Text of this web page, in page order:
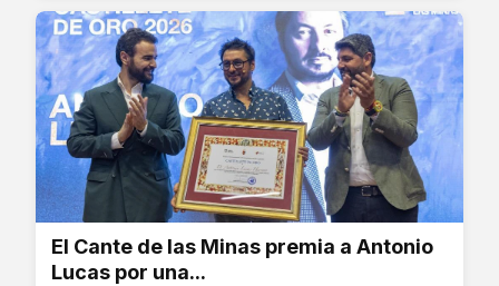
El Cante de las Minas premia a Antonio
Lucas por una...